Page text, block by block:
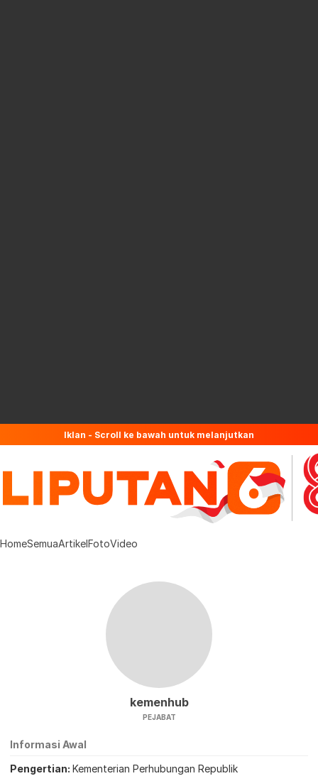
Iklan - Scroll ke bawah untuk melanjutkan
HomeSemuaArtikelFotoVideo
kemenhub
PEJABAT
Informasi Awal
Pengertian Kementerian Perhubungan Republik